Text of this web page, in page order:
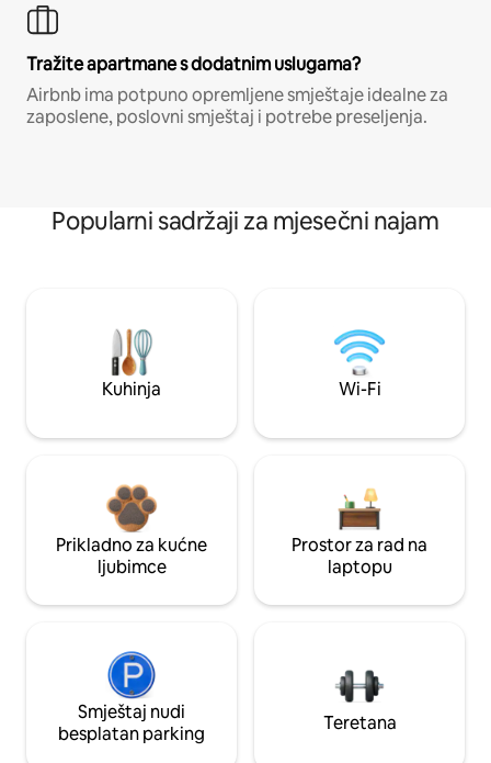
Tražite apartmane s dodatnim uslugama?
Airbnb ima potpuno opremljene smještaje idealne za
zaposlene, poslovni smještaj i potrebe preseljenja.
Popularni sadržaji za mjesečni najam
Kuhinja Wi-Fi
Prikladno za kućne
ljubimce
Prostor za rad na
laptopu
Smještaj nudi
besplatan parking
Teretana